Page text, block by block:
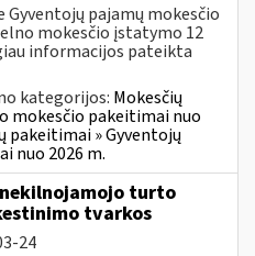
Gyventojų pajamų mokesčio
mokesčio įstatymo 12
informacijos pateikta
kategorijos: Mokesčių
mokesčio pakeitimai nuo
pakeitimai » Gyventojų
nuo 2026 m.
turto
tvarkos
24